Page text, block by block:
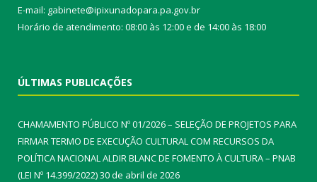
E-mail: gabinete@ipixunadopara.pa.gov.br
Horário de atendimento: 08:00 às 12:00 e de 14:00 às 18:00
ÚLTIMAS PUBLICAÇÕES
CHAMAMENTO PÚBLICO Nº 01/2026 – SELEÇÃO DE PROJETOS PARA
FIRMAR TERMO DE EXECUÇÃO CULTURAL COM RECURSOS DA
POLÍTICA NACIONAL ALDIR BLANC DE FOMENTO À CULTURA – PNAB
(LEI Nº 14.399/2022)30 de abril de 2026